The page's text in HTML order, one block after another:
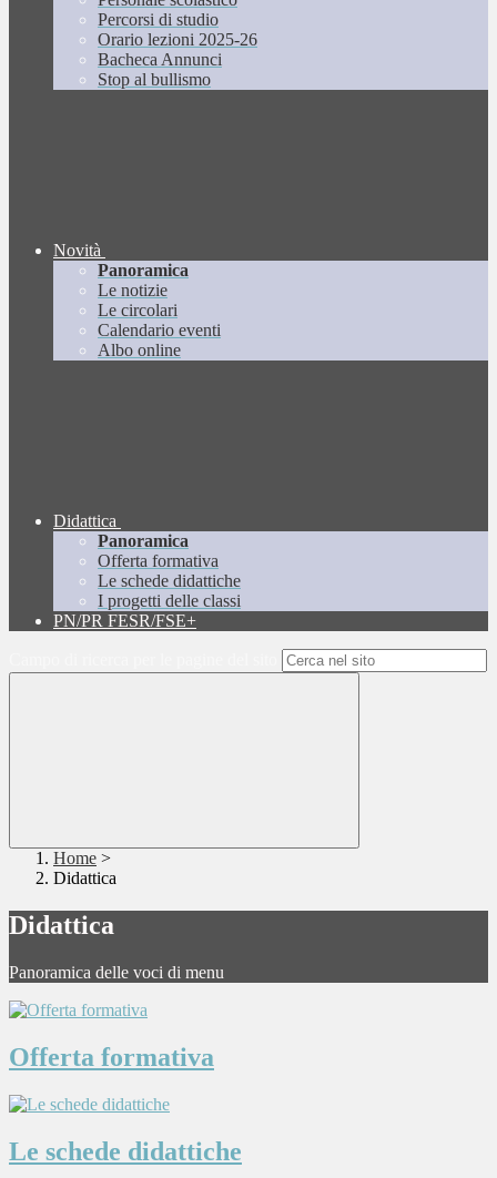
Percorsi di studio
Orario lezioni 2025-26
Bacheca Annunci
Stop al bullismo
Novità
Panoramica
Le notizie
Le circolari
Calendario eventi
Albo online
Didattica
Panoramica
Offerta formativa
Le schede didattiche
I progetti delle classi
PN/PR FESR/FSE+
Home >
Didattica
Didattica
Panoramica delle voci di menu
Offerta formativa
Le schede didattiche